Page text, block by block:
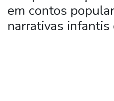
em contos
narrativas